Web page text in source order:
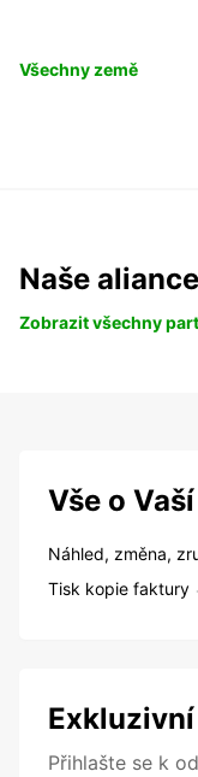
Všechny země
Naše
Zobrazit všechny
Vše o
Náhled, změna,
Tisk kopie faktury
Přihlašte se k